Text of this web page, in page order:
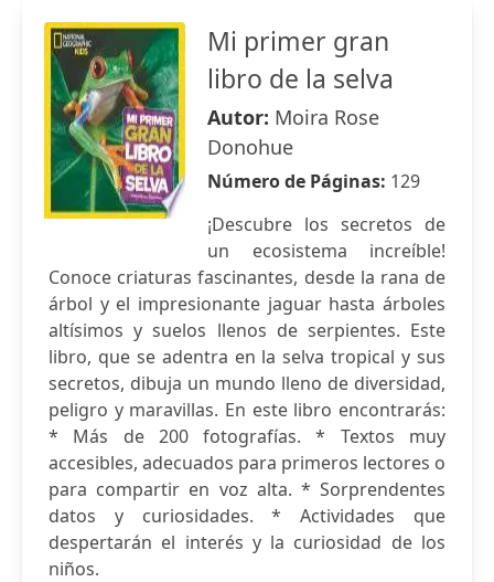
Mi primer gran
libro de la selva
Autor: Moira Rose
Donohue
Número de Páginas: 129
¡Descubre los secretos de
un ecosistema increíble!
Conoce criaturas fascinantes, desde la rana de
árbol y el impresionante jaguar hasta árboles
altísimos y suelos llenos de serpientes. Este
libro, que se adentra en la selva tropical y sus
secretos, dibuja un mundo lleno de diversidad,
peligro y maravillas. En este libro encontrarás:
* Más de 200 fotografías. * Textos muy
accesibles, adecuados para primeros lectores o
para compartir en voz alta. * Sorprendentes
datos y curiosidades. * Actividades que
despertarán el interés y la curiosidad de los
niños.